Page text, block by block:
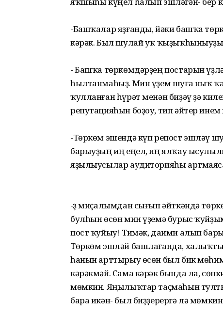
-Башҡалар яҙғанды, йәки башҡа
кәрәк. Был шулай уҡ ҡыҙыҡһыныуҙы
- Башҡа төркөмдәрҙең постарын
һылтанмаһыҙ. Мин үҙем шуға ныҡ
ҡулланған һүрәт менән биҙәү ҙә
репутацияһын боҙоу, тип әйтер
-Төркөм эшендә күп репост эшләү
барыуҙың иң еңел, иң ялҡау
яҙылыусылар аудиторияһы
-Үҙ миҫалымдан сығып әйткәндә
булһын өсөн мин үҙемә бурыс
пост ҡуйыу! Тимәк, даими алып
Төркөм эшләй башлағанда,
һанын арттырыу өсөн был бик
кәрәкмәй. Сама кәрәк бында ла,
мөмкин. Яңылыҡтар таҫмаһын
бара икән- был биҙҙерергә лә